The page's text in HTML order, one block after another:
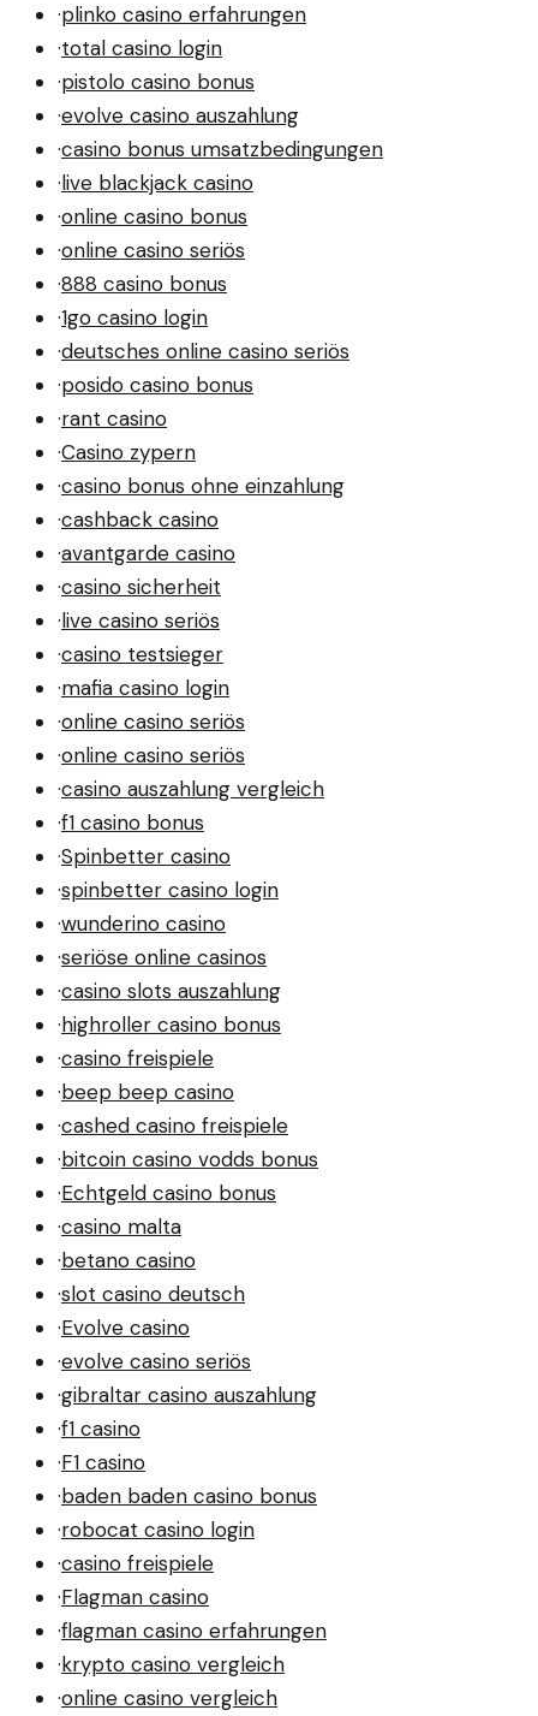
·plinko casino erfahrungen
·total casino login
·pistolo casino bonus
·evolve casino auszahlung
·casino bonus umsatzbedingungen
·live blackjack casino
·online casino bonus
·online casino seriös
·888 casino bonus
·1go casino login
·deutsches online casino seriös
·posido casino bonus
·rant casino
·Casino zypern
·casino bonus ohne einzahlung
·cashback casino
·avantgarde casino
·casino sicherheit
·live casino seriös
·casino testsieger
·mafia casino login
·online casino seriös
·online casino seriös
·casino auszahlung vergleich
·f1 casino bonus
·Spinbetter casino
·spinbetter casino login
·wunderino casino
·seriöse online casinos
·casino slots auszahlung
·highroller casino bonus
·casino freispiele
·beep beep casino
·cashed casino freispiele
·bitcoin casino vodds bonus
·Echtgeld casino bonus
·casino malta
·betano casino
·slot casino deutsch
·Evolve casino
·evolve casino seriös
·gibraltar casino auszahlung
·f1 casino
·F1 casino
·baden baden casino bonus
·robocat casino login
·casino freispiele
·Flagman casino
·flagman casino erfahrungen
·krypto casino vergleich
·online casino vergleich